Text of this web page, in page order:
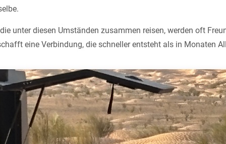
unter diesen Umständen zusammen reisen, werden oft
eine Verbindung, die schneller entsteht als in Monaten